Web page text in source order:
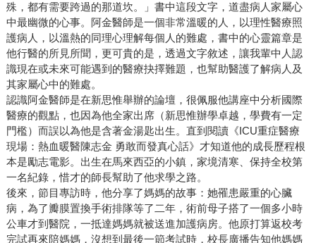
殊，都有需要跨過的那道坎。」書中這段文字，道盡病人家屬心
中最幽微的心事。阿金醫師是一個非常溫暖的人，以理性醫療照
護病人，以溫熱的同理心理解每個人的難處，書中的心靈篇章是
他行醫的所見所聞，更可貴的是，透過文字敘述，讓我輩中人認
識現在或未來可能遇到的醫療抉擇難題，也幫助醫護了解病人及
其家屬心中的難處。
認識阿金醫師是在新思惟舉辦的論壇，很佩服他講座中分析國際
醫療的觀點，也因為他全家出席（新思惟辦學卓越，學費有一定
門檻）而誤以為他是含著金湯匙出生。直到閱讀《ICU重症醫療
現場：熱血暖醫陳志金 勇敢而發真心話》才知道他的成長歷程根
本是勵志電影。出生在馬來西亞的小鎮，家境清寒、保持全校第
一名紀錄，惜才的師長幫助了他求學之路。
後來，節目專訪時，他分享了媽媽的故事：她罹患嚴重的心臟
病，為了瓣膜置換手術排隊等了二年，術前母子搭了一個多小時
公車才到醫院，一抵達媽媽就被送進加護病房。他原打算返校考
完試再來陪媽媽，沒想到最後一節考試時，校長廣播告知他媽媽